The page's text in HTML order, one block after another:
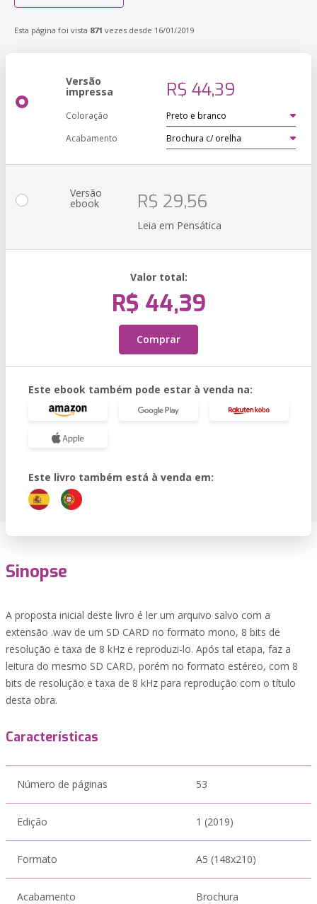
Esta página foi vista 871 vezes desde 16/01/2019
Versão
impressa R$ 44,39
Coloração
Acabamento
Versão
ebook R$ 29,56
Leia em Pensática
Valor total:
R$ 44,39
Comprar
Este ebook também pode estar à venda na:
Este livro também está à venda em:
Sinopse
A proposta inicial deste livro é ler um arquivo salvo com a
extensão .wav de um SD CARD no formato mono, 8 bits de
resolução e taxa de 8 kHz e reproduzi-lo. Após tal etapa, faz a
leitura do mesmo SD CARD, porém no formato estéreo, com 8
bits de resolução e taxa de 8 kHz para reprodução com o título
desta obra.
Características
Número de páginas 53
Edição 1 (2019)
Formato A5 (148x210)
Acabamento Brochura